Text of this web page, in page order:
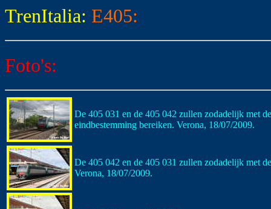
TrenItalia: E405:
Foto's:
De 405 031 en de 405 042 zullen zodadelijk met
eindbestemming bereiken. Verona, 18/07/2009.
De 405 042 en de 405 031 zullen zodadelijk met
Verona, 18/07/2009.